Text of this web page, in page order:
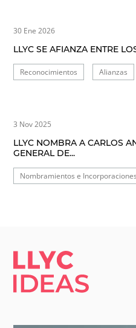
30 Ene 2026
LLYC SE AFIANZA ENTRE
Reconocimientos Alianzas
3 Nov 2025
LLYC NOMBRA A CARLOS
GENERAL DE...
Nombramientos e Incorporaciones
LLYC IDEAS.